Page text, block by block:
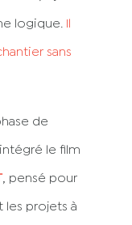
logique.
sans
de
le film
, pensé pour
les projets à